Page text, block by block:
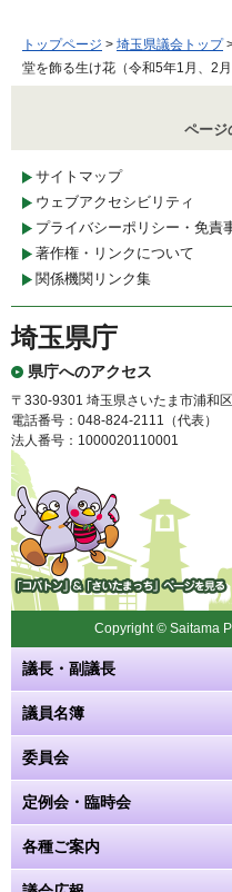
トップページ > 埼玉県議会トップ
堂を飾る生け花（令和5年1月、2月
ページ
サイトマップ
ウェブアクセシビリティ
プライバシーポリシー・免責
著作権・リンクについて
関係機関リンク集
埼玉県庁
県庁へのアクセス
〒330-9301 埼玉県さいたま市浦和
電話番号：048-824-2111（代表）
法人番号：1000020110001
「コバトン」&「さいたまっ
Copyright © Saitama
議長・副議長
議員名簿
委員会
定例会・臨時会
各種ご案内